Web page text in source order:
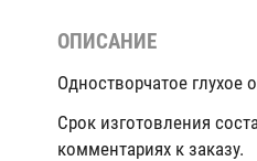
ОПИСАНИЕ
Одностворчатое глухое
Срок изготовления
комментариях к заказу.